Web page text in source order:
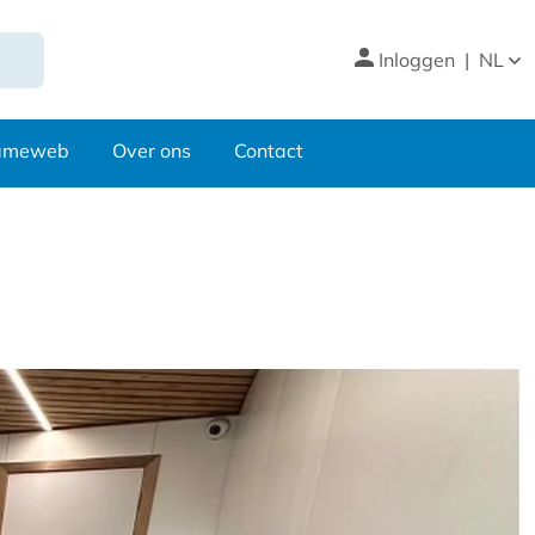
Inloggen | NL
Over ons Contact